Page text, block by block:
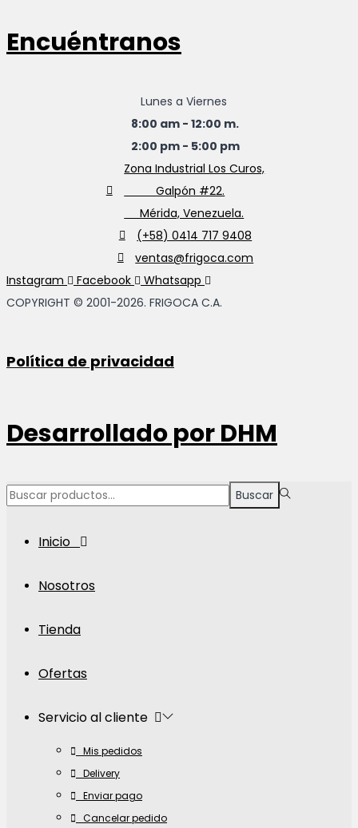
Encuéntranos
Lunes a Viernes
8:00 am - 12:00 m.
2:00 pm - 5:00 pm
Zona Industrial Los Curos,
Galpón #22.
Mérida, Venezuela.
(+58) 0414 717 9408
ventas@frigoca.com
Instagram
Facebook
Whatsapp
COPYRIGHT © 2001-2026. FRIGOCA C.A.
Política de privacidad
Desarrollado porDHM
Búsqueda
Buscar
Inicio
Nosotros
Tienda
Ofertas
Servicio al cliente
Mis pedidos
Delivery
Enviar pago
Cancelar pedido